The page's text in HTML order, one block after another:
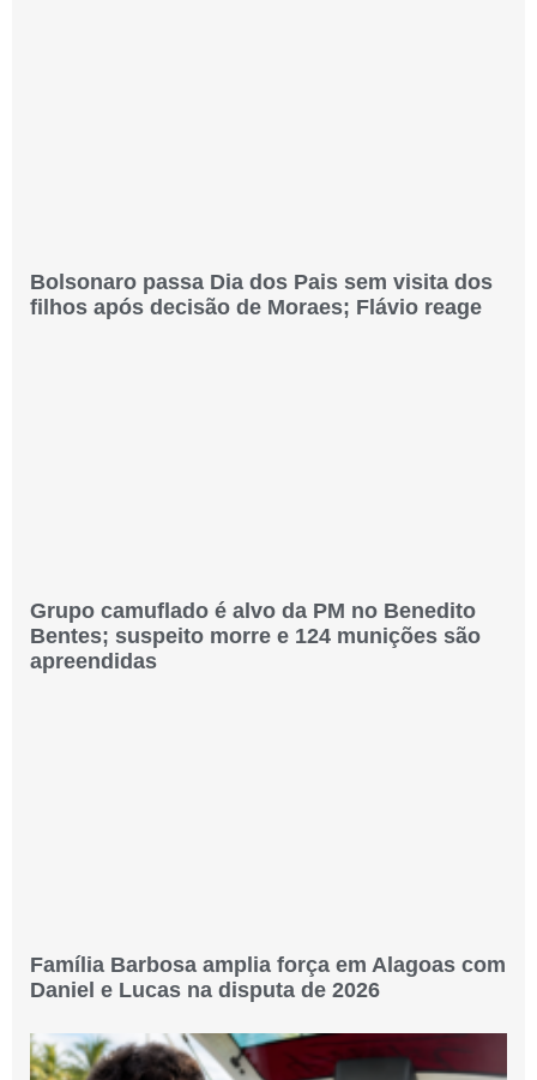
Bolsonaro passa Dia dos Pais sem visita dos
filhos após decisão de Moraes; Flávio reage
Grupo camuflado é alvo da PM no Benedito
Bentes; suspeito morre e 124 munições são
apreendidas
Família Barbosa amplia força em Alagoas com
Daniel e Lucas na disputa de 2026